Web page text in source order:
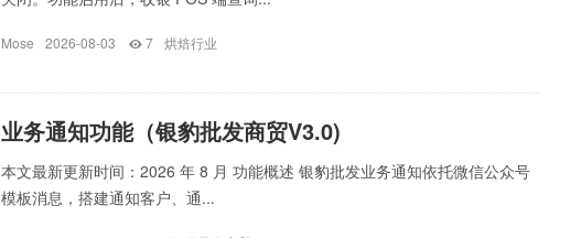
Mose 2026-08-03 7 烘焙行业
业务通知功能（银豹批发商贸V3.0)
本文最新更新时间：2026 年 8 月 功能概述 银豹批发业务通知依托微信公众号
模板消息，搭建通知客户、通...